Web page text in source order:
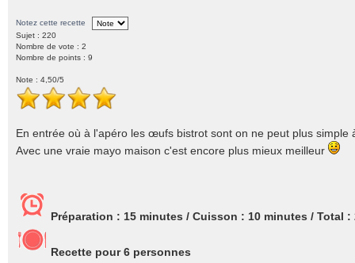
Notez cette recette
Sujet : 220
Nombre de vote : 2
Nombre de points : 9
Note : 4,50/5
En entrée où à l'apéro les œufs bistrot sont on ne peut plus simple
Avec une vraie mayo maison c'est encore plus mieux meilleur
Préparation : 15 minutes / Cuisson : 10 minutes / Total :
Recette pour6 personnes